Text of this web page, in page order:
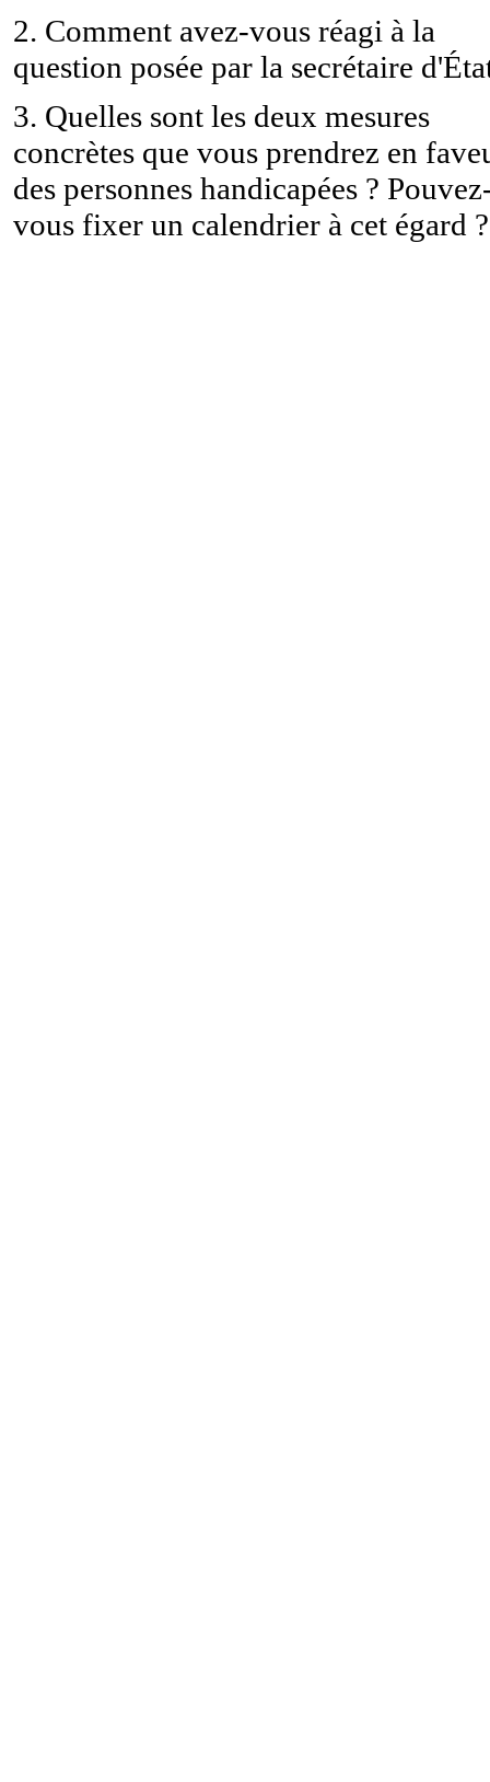
2. Comment avez-vous réagi à la
question posée par la secrétaire
3. Quelles sont les deux mesures
concrètes que vous prendrez en
des personnes handicapées ?
vous fixer un calendrier à cet égard ?